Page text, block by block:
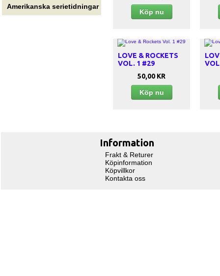
Amerikanska serietidningar
Köp nu
LOVE & ROCKETS
VOL. 1 #29
50,00 KR
Köp nu
Information
Frakt & Returer
Köpinformation
Köpvillkor
Kontakta oss